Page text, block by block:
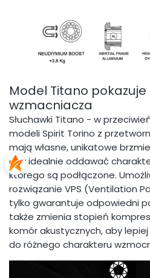
Model Titano
wzmacniacza
Słuchawki Titano - w
modeli Spirit Torino z
mają własne, unikatowe
aby idealnie oddawać
którego są podłączone.
rozwiązanie VPS (Ventilation
tylko gwarantuje odpowiedni
także zmienia stopień
komór akustycznych, aby
do różnego charakteru